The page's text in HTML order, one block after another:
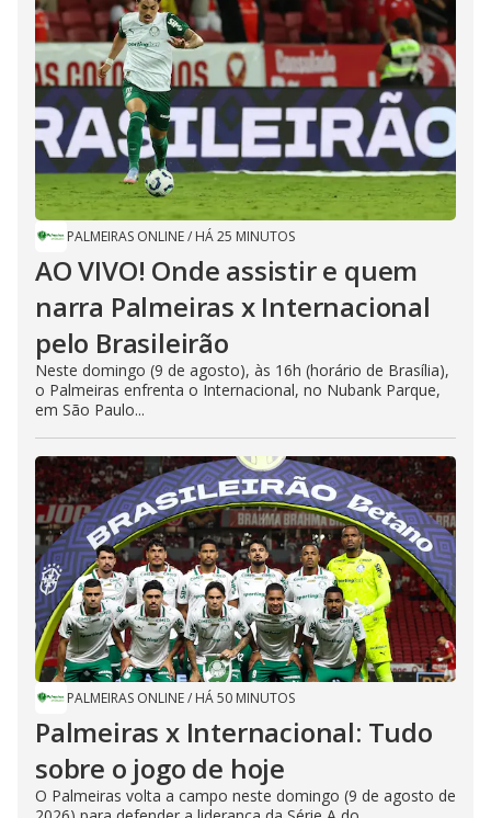
d
e
o
PALMEIRAS ONLINE/ HÁ 25 MINUTOS
AO VIVO! Onde assistir e quem
narra Palmeiras x Internacional
pelo Brasileirão
Neste domingo (9 de agosto), às 16h (horário de Brasília),
o Palmeiras enfrenta o Internacional, no Nubank Parque,
em São Paulo...
PALMEIRAS ONLINE/ HÁ 50 MINUTOS
Palmeiras x Internacional: Tudo
sobre o jogo de hoje
O Palmeiras volta a campo neste domingo (9 de agosto de